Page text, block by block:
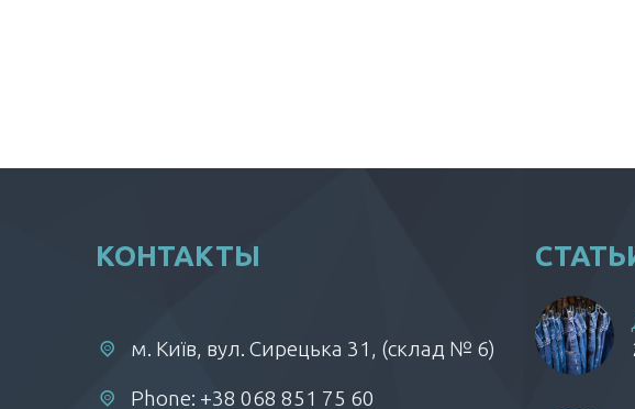
КОНТАКТЫ
м. Київ, вул. Сирецька 31, (склад № 6)
Phone: +38 068 851 75 60